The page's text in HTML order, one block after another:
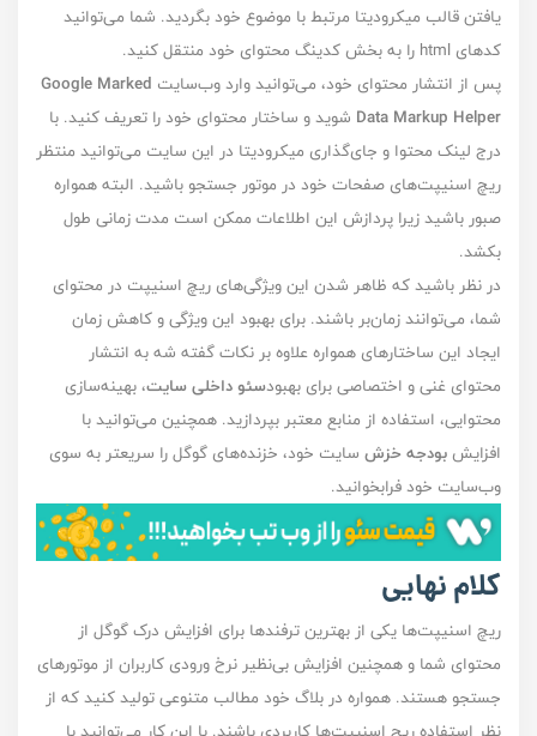
یافتن قالب میکرودیتا مرتبط با موضوع خود بگردید. شما می‌توانید
کد‌های html را به بخش کدینگ محتوای خود منتقل کنید.
پس از انتشار محتوای خود، می‌توانید وارد وب‌سایت Google Marked
Data Markup Helper شوید و ساختار محتوای خود را تعریف کنید. با
درج لینک محتوا و جای‌گذاری میکرودیتا در این سایت‌ می‌توانید منتظر
ریچ اسنیپت‌های صفحات خود در موتور جستجو باشید. البته همواره
صبور باشید زیرا پردازش این اطلاعات ممکن است مدت زمانی طول
بکشد.
در نظر باشید که ظاهر شدن این ویژگی‌های ریچ اسنیپت در محتوای
شما، می‌توانند زمان‌بر باشند. برای بهبود این ویژگی و کاهش زمان
ایجاد این ساختار‌های همواره علاوه بر نکات گفته شه به انتشار
محتوای غنی و اختصاصی برای بهبودسئو داخلی سایت، بهینه‌سازی
محتوایی، استفاده از منابع معتبر بپردازید. همچنین می‌توانید با
افزایشبودجه خزش سایت خود، خزنده‌های گوگل را سریعتر به سوی
وب‌سایت خود فرابخوانید.
کلام نهایی
ریچ اسنیپت‌ها یکی از بهترین ترفند‌ها برای افزایش درک گوگل از
محتوای شما و همچنین افزایش بی‌نظیر نرخ ورودی کاربران از موتور‌های
جستجو هستند. همواره در بلاگ خود مطالب متنوعی تولید کنید که از